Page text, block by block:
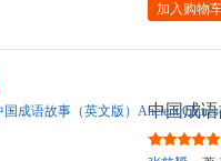
加入购物
中国成语
Wisdom